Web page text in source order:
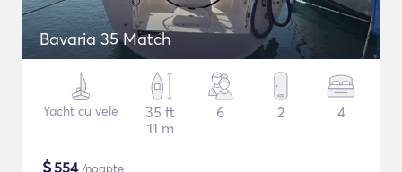
Bavaria 35 Match
Yacht cu vele
35 ft
11 m
6 2 4
$554/noapte